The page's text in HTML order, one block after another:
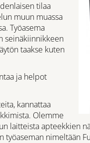
tilaa
muun muassa
Työasema
seinäkiinnikkeen
taakse kuten
ja helpot
kannattaa
Olemme
laitteista apteekkien
työaseman nimeltään